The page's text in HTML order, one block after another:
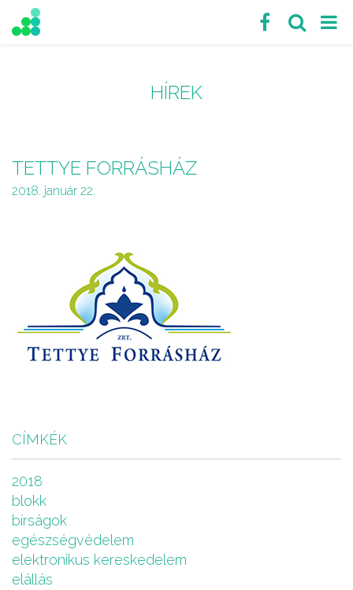
HÍREK
TETTYE FORRÁSHÁZ
2018. január 22.
CÍMKÉK
2018
blokk
bírságok
egészségvédelem
elektronikus kereskedelem
elállás